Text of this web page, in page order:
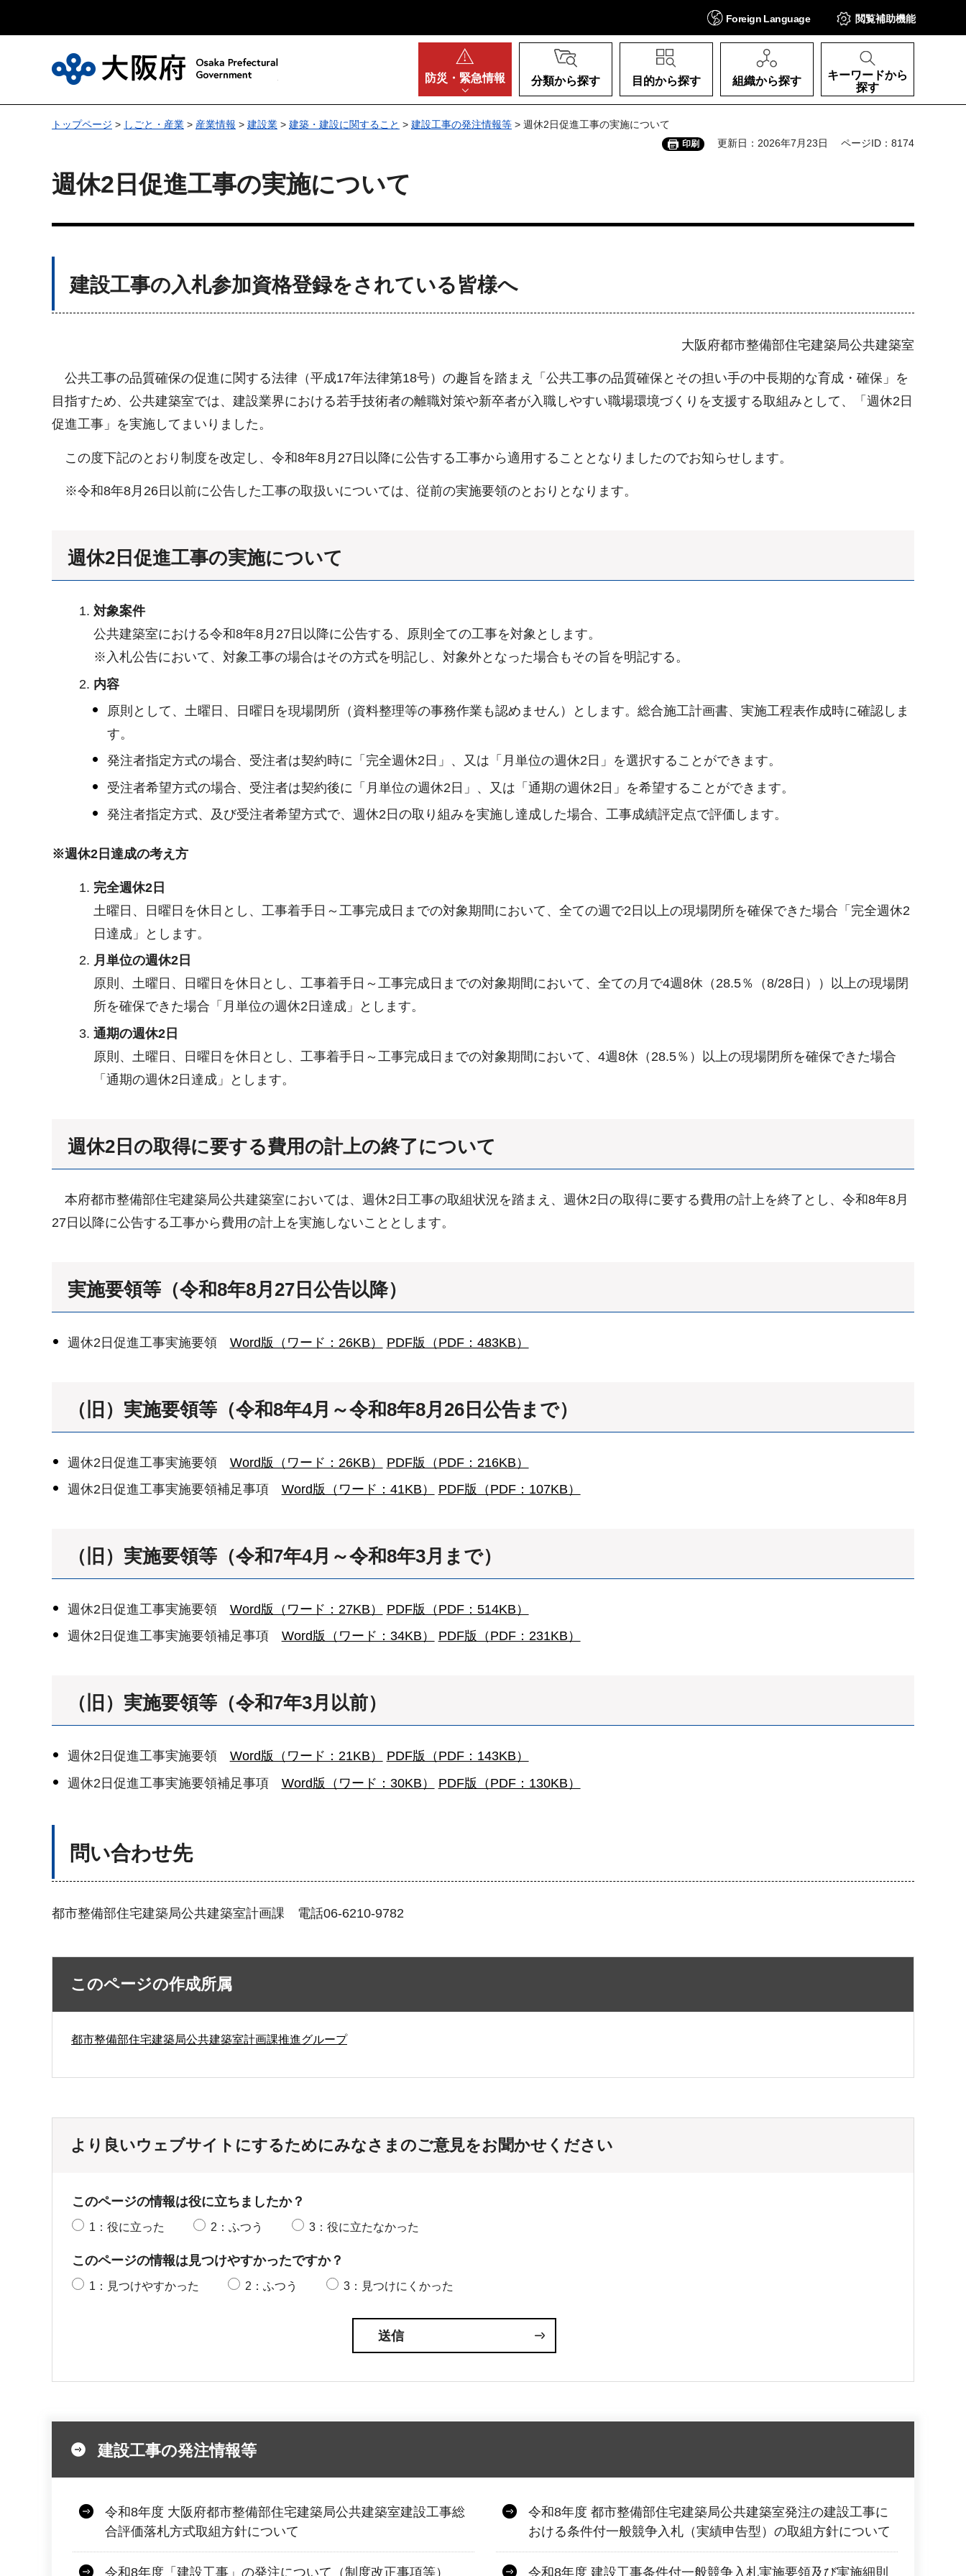
Foreign Language 閲覧補助機能
防災・ 緊急情報 分類から探す 目的から探す 組織から探す
キーワードから
探す
トップページ > しごと・産業 > 産業情報 > 建設業 > 建築・建設に関すること > 建設工事の発注情報等 > 週休2日促進工事の実施について
印刷 更新日：2026年7月23日 ページID：8174
週休2日促進工事の実施について
建設工事の入札参加資格登録をされている皆様へ
大阪府都市整備部住宅建築局公共建築室
公共工事の品質確保の促進に関する法律（平成17年法律第18号）の趣旨を踏まえ「公共工事の品質確保とその担い手の中長期的な育成・確保」を
目指すため、公共建築室では、建設業界における若手技術者の離職対策や新卒者が入職しやすい職場環境づくりを支援する取組みとして、「週休2日
促進工事」を実施してまいりました。
この度下記のとおり制度を改定し、令和8年8月27日以降に公告する工事から適用することとなりましたのでお知らせします。
※令和8年8月26日以前に公告した工事の取扱いについては、従前の実施要領のとおりとなります。
週休2日促進工事の実施について
対象案件
公共建築室における令和8年8月27日以降に公告する、原則全ての工事を対象とします。
※入札公告において、対象工事の場合はその方式を明記し、対象外となった場合もその旨を明記する。
内容
原則として、土曜日、日曜日を現場閉所（資料整理等の事務作業も認めません）とします。総合施工計画書、実施工程表作成時に確認しま
す。
発注者指定方式の場合、受注者は契約時に「完全週休2日」、又は「月単位の週休2日」を選択することができます。
受注者希望方式の場合、受注者は契約後に「月単位の週休2日」、又は「通期の週休2日」を希望することができます。
発注者指定方式、及び受注者希望方式で、週休2日の取り組みを実施し達成した場合、工事成績評定点で評価します。
※週休2日達成の考え方
完全週休2日
土曜日、日曜日を休日とし、工事着手日～工事完成日までの対象期間において、全ての週で2日以上の現場閉所を確保できた場合「完全週休2
日達成」とします。
月単位の週休2日
原則、土曜日、日曜日を休日とし、工事着手日～工事完成日までの対象期間において、全ての月で4週8休（28.5％（8/28日））以上の現場閉
所を確保できた場合「月単位の週休2日達成」とします。
通期の週休2日
原則、土曜日、日曜日を休日とし、工事着手日～工事完成日までの対象期間において、4週8休（28.5％）以上の現場閉所を確保できた場合
「通期の週休2日達成」とします。
週休2日の取得に要する費用の計上の終了について
本府都市整備部住宅建築局公共建築室においては、週休2日工事の取組状況を踏まえ、週休2日の取得に要する費用の計上を終了とし、令和8年8月
27日以降に公告する工事から費用の計上を実施しないこととします。
実施要領等（令和8年8月27日公告以降）
週休2日促進工事実施要領 Word版（ワード：26KB） PDF版（PDF：483KB）
（旧）実施要領等（令和8年4月～令和8年8月26日公告まで）
週休2日促進工事実施要領 Word版（ワード：26KB）
PDF版（PDF：216KB）
週休2日促進工事実施要領補足事項 Word版（ワード：41KB） PDF版（PDF：107KB）
（旧）実施要領等（令和7年4月～令和8年3月まで）
週休2日促進工事実施要領 Word版（ワード：27KB）
PDF版（PDF：514KB）
週休2日促進工事実施要領補足事項 Word版（ワード：34KB） PDF版（PDF：231KB）
（旧）実施要領等（令和7年3月以前）
週休2日促進工事実施要領 Word版（ワード：21KB）
PDF版（PDF：143KB）
週休2日促進工事実施要領補足事項 Word版（ワード：30KB） PDF版（PDF：130KB）
問い合わせ先
都市整備部住宅建築局公共建築室計画課 電話06-6210-9782
このページの作成所属
都市整備部住宅建築局公共建築室計画課推進グループ
より良いウェブサイトにするためにみなさまのご意見をお聞かせください
このページの情報は役に立ちましたか？
1：役に立った 2：ふつう 3：役に立たなかった
このページの情報は見つけやすかったですか？
1：見つけやすかった 2：ふつう 3：見つけにくかった
建設工事の発注情報等
令和8年度 大阪府都市整備部住宅建築局公共建築室建設工事総
合評価落札方式取組方針について
令和8年度 都市整備部住宅建築局公共建築室発注の建設工事に
おける条件付一般競争入札（実績申告型）の取組方針について
令和8年度「建設工事」の発注について（制度改正事項等） 令和8年度 建設工事条件付一般競争入札実施要領及び実施細則